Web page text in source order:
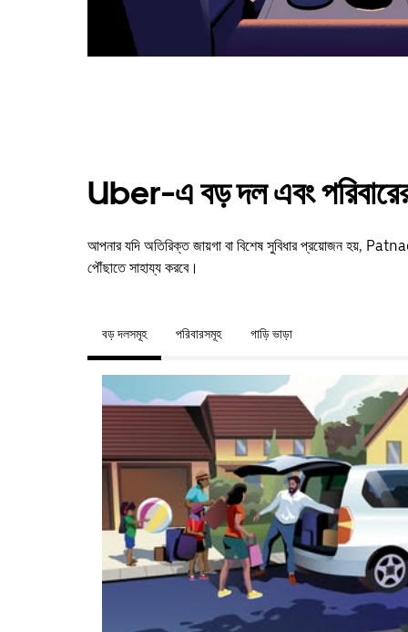
Uber-এ বড় দল এবং
আপনার যদি অতিরিক্ত জায়গা বা বিশেষ সুবিধার প্রয়োজন হয়,
পৌঁছাতে সাহায্য করবে।
বড় দলসমূহ পরিবারসমূহ গাড়ি ভাড়া